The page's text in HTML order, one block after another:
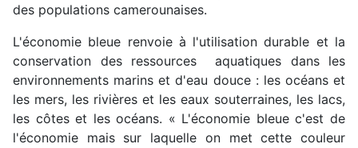
des populations camerounaises.
L'économie bleue renvoie à l'utilisation durable et la
conservation des ressources aquatiques dans les
environnements marins et d'eau douce : les océans et
les mers, les rivières et les eaux souterraines, les lacs,
les côtes et les océans. « L'économie bleue c'est de
l'économie mais sur laquelle on met cette couleur